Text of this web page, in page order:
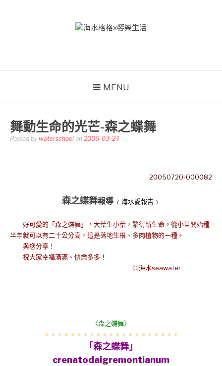
MENU
舞動生命的光芒-森之蝶舞
Posted by waterschool on 2006-03-24
20050720-000082
森之蝶舞報導 ﹝海水愛報告﹞
好可愛的「森之蝶舞」，大葉生小葉，繁衍新生命。從小苗開始種
半年就可以有二十公分高，這是落地生根、多肉植物的一種。
與您分享！
祝大家幸福滿滿、快樂多多！
◎海水seawater
〈森之蝶舞〉
。。。。。。。。。。。。。。。。。。。。。
「森之蝶舞」
crenatodaigremontianum